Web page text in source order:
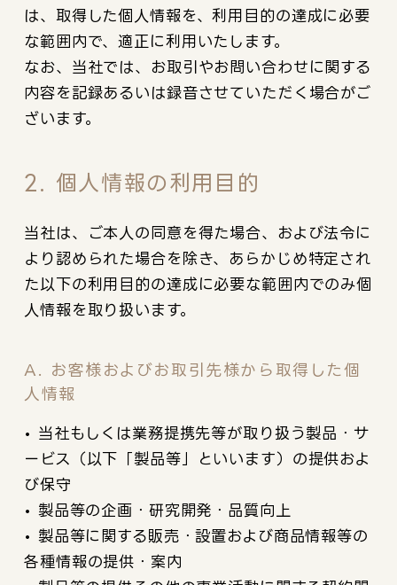
は、取得した個人情報を、利用目的の達成に必要
な範囲内で、適正に利用いたします。
なお、当社では、お取引やお問い合わせに関する
内容を記録あるいは録音させていただく場合がご
ざいます。
2. 個人情報の利用目的
当社は、ご本人の同意を得た場合、および法令に
より認められた場合を除き、あらかじめ特定され
た以下の利用目的の達成に必要な範囲内でのみ個
人情報を取り扱います。
A. お客様およびお取引先様から取得した個
人情報
• 当社もしくは業務提携先等が取り扱う製品・サ
ービス（以下「製品等」といいます）の提供およ
び保守
• 製品等の企画・研究開発・品質向上
• 製品等に関する販売・設置および商品情報等の
各種情報の提供・案内